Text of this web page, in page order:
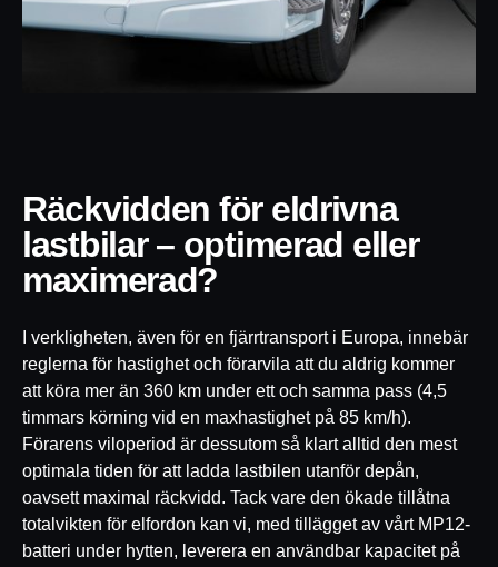
Räckvidden för eldrivna
lastbilar – optimerad eller
maximerad?
I verkligheten, även för en fjärrtransport i Europa, innebär
reglerna för hastighet och förarvila att du aldrig kommer
att köra mer än 360 km under ett och samma pass (4,5
timmars körning vid en maxhastighet på 85 km/h).
Förarens viloperiod är dessutom så klart alltid den mest
optimala tiden för att ladda lastbilen utanför depån,
oavsett maximal räckvidd. Tack vare den ökade tillåtna
totalvikten för elfordon kan vi, med tillägget av vårt MP12-
batteri under hytten, leverera en användbar kapacitet på